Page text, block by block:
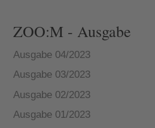
ZOO:M - Ausgabe
Ausgabe 04/2023
Ausgabe 03/2023
Ausgabe 02/2023
Ausgabe 01/2023